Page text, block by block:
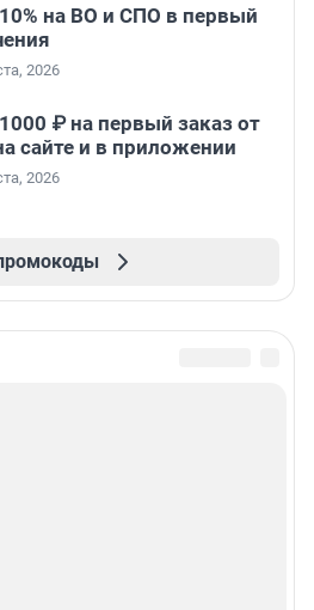
на ВО и СПО в первый
2026
₽ на первый заказ от
сайте и в приложении
2026